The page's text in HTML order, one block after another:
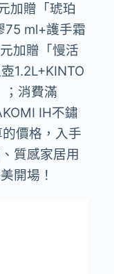
加贈「琥珀
75 ml+護⼿霜
加贈「慢活
1.2L+KINTO
消費滿
IH不鏽
價格，入手
質感家居用
開場！